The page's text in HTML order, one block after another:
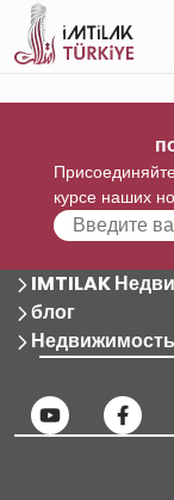
курсе наших
IMTILAK
блог
Недвижимость